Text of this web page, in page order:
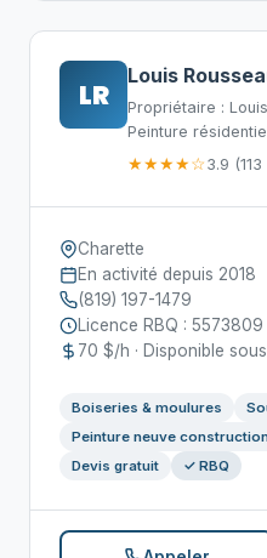
LR
Louis
Propriétaire :
Peinture
★★★★☆3.9
Charette
En activité depuis 2018
(819) 197-1479
Licence RBQ : 5573809
70 $/h · Disponible
Boiseries & moulures
Peinture neuve
Devis gratuit
✓ RBQ